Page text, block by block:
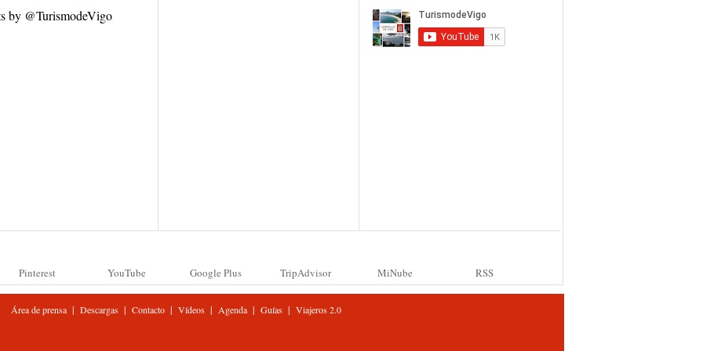
by @TurismodeVigo
Pinterest YouTube Google Plus TripAdvisor MiNube RSS
Área de prensa| Descargas| Contacto| Vídeos| Agenda| Guías| Viajeros 2.0